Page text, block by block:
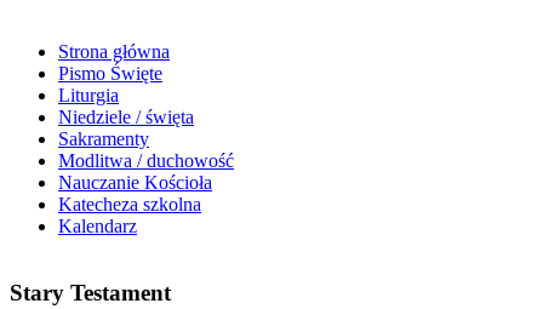
Strona główna
Pismo Święte
Liturgia
Niedziele / święta
Sakramenty
Modlitwa / duchowość
Nauczanie Kościoła
Katecheza szkolna
Kalendarz
Stary Testament